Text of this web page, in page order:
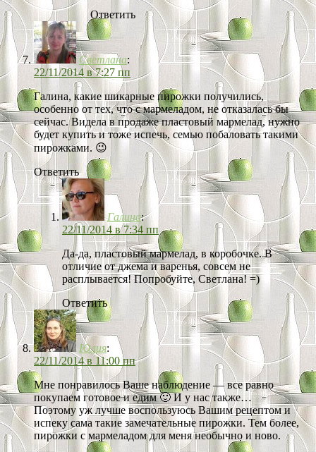
Ответить
Светлана:
22/11/2014 в 7:27 пп
Галина, какие шикарные пирожки получились,
особенно от тех, что с мармеладом, не отказалась бы
сейчас. Видела в продаже пластовый мармелад, нужно
будет купить и тоже испечь, семью побаловать такими
пирожками. 😉
Ответить
Галина:
22/11/2014 в 7:34 пп
Да-да, пластовый мармелад, в коробочке. В
отличие от джема и варенья, совсем не
расплывается! Попробуйте, Светлана! =)
Ответить
Юлия:
22/11/2014 в 11:00 пп
Мне понравилось Ваше наблюдение — все равно
покупаем готовое и едим 🙂 И у нас также…
Поэтому уж лучше воспользуюсь Вашим рецептом и
испеку сама такие замечательные пирожки. Тем более,
пирожки с мармеладом для меня необычно и ново.